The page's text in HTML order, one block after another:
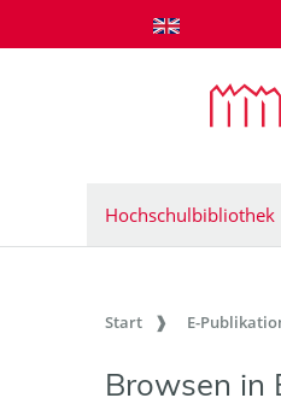
zum Inhalt springen
Hochschulbibliothek
Start E-
Browsen in